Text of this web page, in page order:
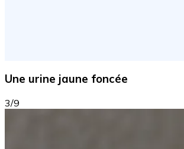
Une urine jaune foncée
3/9